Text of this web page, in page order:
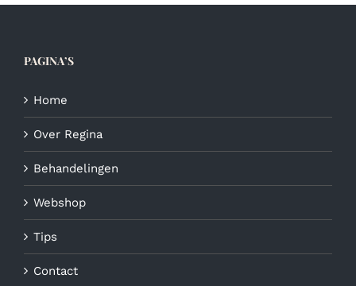
optie
PAGINA’S
Home
Over Regina
Behandelingen
Webshop
Tips
Contact